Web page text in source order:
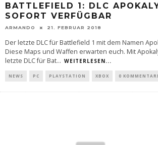
BATTLEFIELD 1: DLC
SOFORT VERFÜGBAR
ARMANDO 21. FEBRUAR 2018
Der letzte DLC für Battlefield 1 mit dem Namen
Diese Maps und Waffen erwarten euch. Mit
letzte DLC für Bat... WEITERLESEN...
NEWS PC PLAYSTATION XBOX 0